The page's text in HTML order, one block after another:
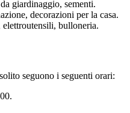
giardinaggio, sementi.
decorazioni per la casa.
bulloneria.
seguono i seguenti orari: